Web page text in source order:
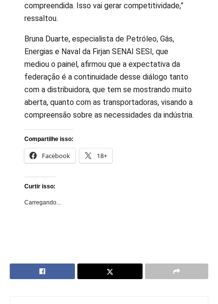
compreendida. Isso vai gerar competitividade,”
ressaltou.
Bruna Duarte, especialista de Petróleo, Gás,
Energias e Naval da Firjan SENAI SESI, que
mediou o painel, afirmou que a expectativa da
federação é a continuidade desse diálogo tanto
com a distribuidora, que tem se mostrando muito
aberta, quanto com as transportadoras, visando a
compreensão sobre as necessidades da indústria.
Compartilhe isso:
Facebook 18+
Curtir isso:
Carregando...